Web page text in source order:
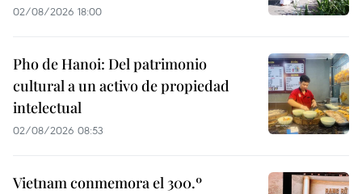
02/08/2026 18:00
Pho de Hanoi: Del patrimonio
cultural a un activo de propiedad
intelectual
02/08/2026 08:53
Vietnam conmemora el 300.º